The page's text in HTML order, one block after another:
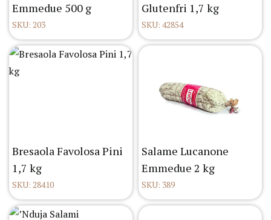
Emmedue 500 g
SKU: 203
Glutenfri 1,7 kg
SKU: 42854
Bresaola Favolosa Pini
1,7 kg
SKU: 28410
Salame Lucanone
Emmedue 2 kg
SKU: 389